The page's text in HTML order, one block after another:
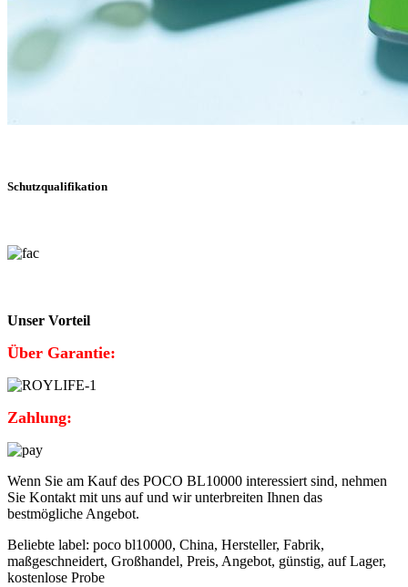
Schutzqualifikation
Unser Vorteil
Über Garantie:
Zahlung:
Wenn Sie am Kauf des POCO BL10000 interessiert sind, nehmen
Sie Kontakt mit uns auf und wir unterbreiten Ihnen das
bestmögliche Angebot.
Beliebte label: poco bl10000, China, Hersteller, Fabrik,
maßgeschneidert, Großhandel, Preis, Angebot, günstig, auf Lager,
kostenlose Probe